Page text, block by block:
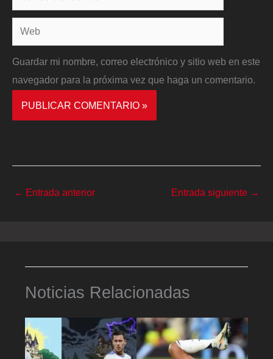
electrónico*
Web
Guardar mi nombre, correo electrónico y sitio web en este
navegador para la próxima vez que haga un comentario.
← Entrada anterior Entrada siguiente →
Noticias Relacionadas